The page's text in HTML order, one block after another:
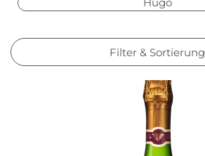
Filter & Sortierung